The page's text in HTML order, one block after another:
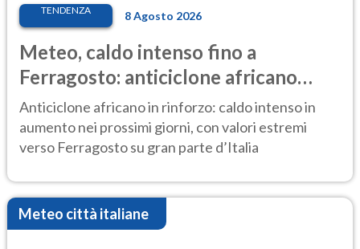
TENDENZA 8 Agosto 2026
Meteo, caldo intenso fino a
Ferragosto: anticiclone africano
ancora protagonista
Anticiclone africano in rinforzo: caldo intenso in
aumento nei prossimi giorni, con valori estremi
verso Ferragosto su gran parte d’Italia
Meteo città italiane